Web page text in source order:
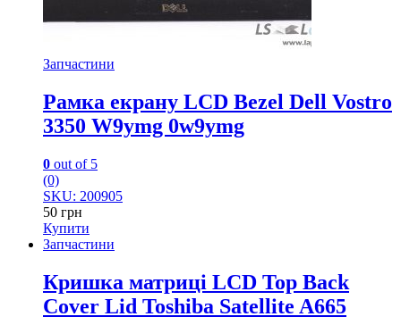
Запчастини
Рамка екрану LCD Bezel Dell Vostro
3350 W9ymg 0w9ymg
0 out of 5
(0)
SKU: 200905
50 грн
Купити
Запчастини
Кришка матриці LCD Top Back
Cover Lid Toshiba Satellite A665